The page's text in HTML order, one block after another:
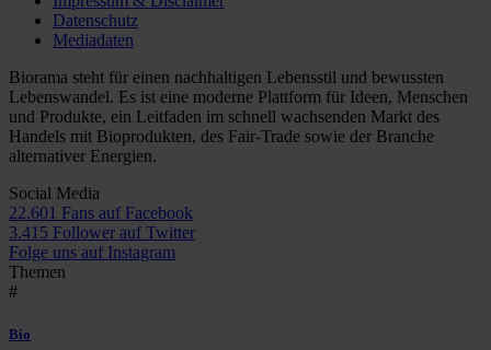
Datenschutz
Mediadaten
Biorama steht für einen nachhaltigen Lebensstil und bewussten
Lebenswandel. Es ist eine moderne Plattform für Ideen, Menschen
und Produkte, ein Leitfaden im schnell wachsenden Markt des
Handels mit Bioprodukten, des Fair-Trade sowie der Branche
alternativer Energien.
Social Media
22.601 Fans auf Facebook
3.415 Follower auf Twitter
Folge uns auf Instagram
Themen
#
Bio